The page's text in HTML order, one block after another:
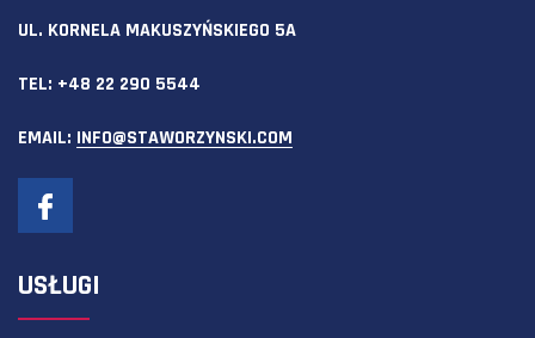
UL. KORNELA MAKUSZYŃSKIEGO 5A
TEL: +48 22 290 5544
EMAIL: INFO@STAWORZYNSKI.COM
USŁUGI